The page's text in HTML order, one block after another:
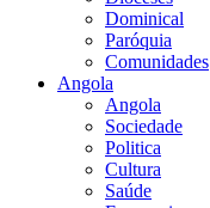
Dominical
Paróquia
Comunidades
Angola
Angola
Sociedade
Politica
Cultura
Saúde